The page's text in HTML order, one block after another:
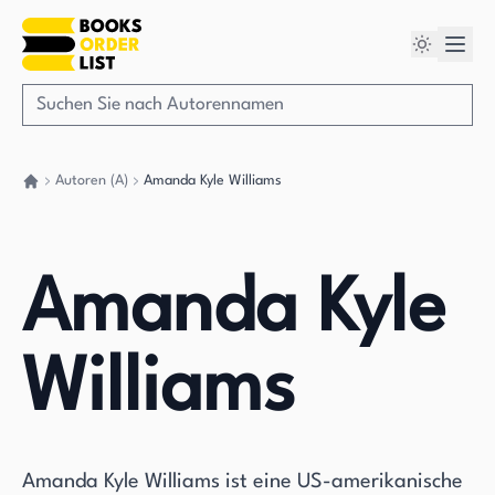
Autoren (A) Amanda Kyle Williams
Amanda Kyle
Williams
Amanda Kyle Williams ist eine US-amerikanische